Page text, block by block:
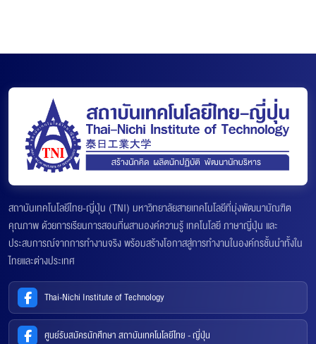
สถาบันเทคโนโลยีไทย-ญี่ปุ่น (TNI) มหาวิทยาลัยสายเทคโนโลยีที่มุ่งพัฒนาบัณฑิต
คุณภาพ ด้วยการเรียนการสอนที่ผสานองค์ความรู้ เทคโนโลยี ภาษาญี่ปุ่น และ
ประสบการณ์จากการทำงานจริง พร้อมสร้างโอกาสสู่การทำงานในองค์กรชั้นนำทั้งใน
ไทยและต่างประเทศ
Thai-Nichi Institute of Technology
ศูนย์รับสมัครนักศึกษา สถาบันเทคโนโลยีไทย - ญี่ปุ่น